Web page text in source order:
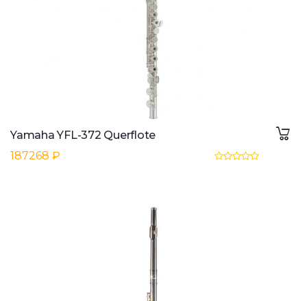
Yamaha YFL-372 Querflote
187268 ₽